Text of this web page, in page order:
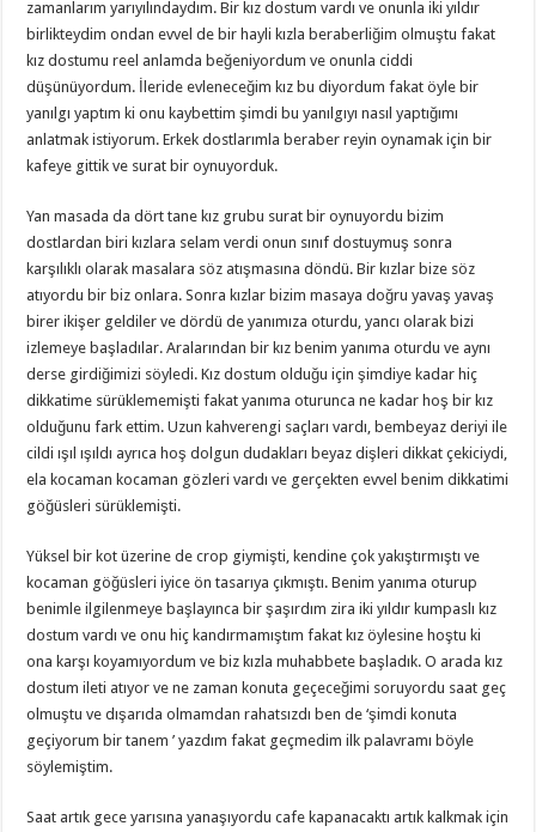
zamanlarım yarıyılındaydım. Bir kız dostum vardı ve onunla iki yıldır
birlikteydim ondan evvel de bir hayli kızla beraberliğim olmuştu fakat
kız dostumu reel anlamda beğeniyordum ve onunla ciddi
düşünüyordum. İleride evleneceğim kız bu diyordum fakat öyle bir
yanılgı yaptım ki onu kaybettim şimdi bu yanılgıyı nasıl yaptığımı
anlatmak istiyorum. Erkek dostlarımla beraber reyin oynamak için bir
kafeye gittik ve surat bir oynuyorduk.
Yan masada da dört tane kız grubu surat bir oynuyordu bizim
dostlardan biri kızlara selam verdi onun sınıf dostuymuş sonra
karşılıklı olarak masalara söz atışmasına döndü. Bir kızlar bize söz
atıyordu bir biz onlara. Sonra kızlar bizim masaya doğru yavaş yavaş
birer ikişer geldiler ve dördü de yanımıza oturdu, yancı olarak bizi
izlemeye başladılar. Aralarından bir kız benim yanıma oturdu ve aynı
derse girdiğimizi söyledi. Kız dostum olduğu için şimdiye kadar hiç
dikkatime sürüklememişti fakat yanıma oturunca ne kadar hoş bir kız
olduğunu fark ettim. Uzun kahverengi saçları vardı, bembeyaz deriyi ile
cildi ışıl ışıldı ayrıca hoş dolgun dudakları beyaz dişleri dikkat çekiciydi,
ela kocaman kocaman gözleri vardı ve gerçekten evvel benim dikkatimi
göğüsleri sürüklemişti.
Yüksel bir kot üzerine de crop giymişti, kendine çok yakıştırmıştı ve
kocaman göğüsleri iyice ön tasarıya çıkmıştı. Benim yanıma oturup
benimle ilgilenmeye başlayınca bir şaşırdım zira iki yıldır kumpaslı kız
dostum vardı ve onu hiç kandırmamıştım fakat kız öylesine hoştu ki
ona karşı koyamıyordum ve biz kızla muhabbete başladık. O arada kız
dostum ileti atıyor ve ne zaman konuta geçeceğimi soruyordu saat geç
olmuştu ve dışarıda olmamdan rahatsızdı ben de ‘şimdi konuta
geçiyorum bir tanem ’ yazdım fakat geçmedim ilk palavramı böyle
söylemiştim.
Saat artık gece yarısına yanaşıyordu cafe kapanacaktı artık kalkmak için